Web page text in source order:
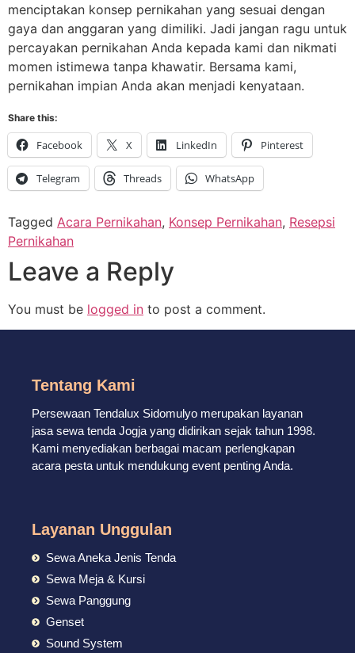
menciptakan konsep pernikahan yang sesuai dengan
gaya dan anggaran yang dimiliki. Jadi jangan ragu untuk
percayakan pernikahan Anda kepada kami dan nikmati
momen istimewa tanpa khawatir. Bersama kami,
pernikahan impian Anda akan menjadi kenyataan.
Share this:
Facebook X LinkedIn Pinterest
Telegram Threads WhatsApp
Tagged Acara Pernikahan, Konsep Pernikahan, Resepsi
Pernikahan
Leave a Reply
You must be logged in to post a comment.
Tentang Kami
Persewaan Tendalux Sidomulyo merupakan layanan
jasa sewa tenda Jogja yang didirikan sejak tahun 1998.
Kami menyediakan berbagai macam perlengkapan
acara pesta untuk mendukung event penting Anda.
Layanan Unggulan
Sewa Aneka Jenis Tenda
Sewa Meja & Kursi
Sewa Panggung
Genset
Sound System